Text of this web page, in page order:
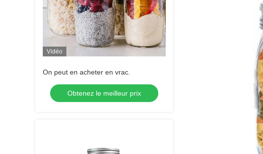
Vidéo
On peut en acheter en vrac.
Obtenez le meilleur prix